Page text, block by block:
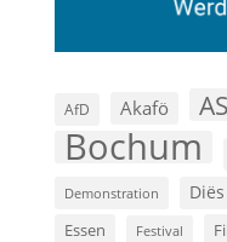
AfD Akafö
Bochum
Demonstration
Essen Festival